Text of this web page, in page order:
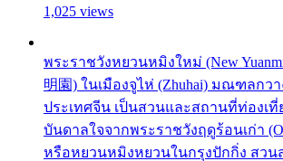
1,025 views
พระราชวังหยวนหมิงใหม่ (New
明園) ในเมืองจูไห่ (Zhuhai) มณฑลกวา
ประเทศจีน เป็นสวนและสถานที่ท่องเที่
บันดาลใจจากพระราชวังฤดูร้อนเก่า
หรือหยวนหมิงหยวนในกรุงปักกิ่ง สว